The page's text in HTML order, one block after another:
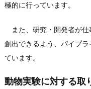
極的に行っています。
また、研究・開発者が
創出できるよう、パイプ
ています。
動物実験に対する取